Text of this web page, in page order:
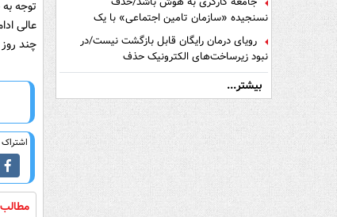
نسنجیده «سازمان تامین اجتماعی» با یک
تفاهم نامه!
رویای درمان رایگان قابل بازگشت نیست/در
نبود زیرساخت‌های الکترونیک حذف
دفترچه‌های بیمه اشتباه مضاعف است
بیشتر...
توجه
عالی
چند